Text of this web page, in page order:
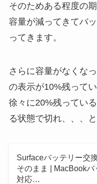
そのためある程度の
容量が減ってきてバ
ってきます。
さらに容量がなくな
の表示が10%残って
徐々に20%残ってい
る状態で切れ、、、
Surfaceバッテリー交
そのまま | MacBook
対応…